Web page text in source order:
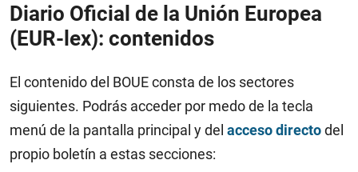
Diario Oficial de la Unión Europea
(EUR-lex): contenidos
El contenido del BOUE consta de los sectores
siguientes. Podrás acceder por medo de la tecla
menú de la pantalla principal y del acceso directodel
propio boletín a estas secciones: